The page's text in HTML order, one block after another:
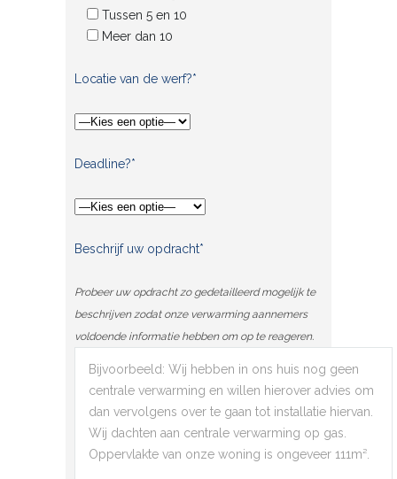
Tussen 5 en 10
Meer dan 10
Locatie van de werf?*
Deadline?*
Beschrijf uw opdracht*
Probeer uw opdracht zo gedetailleerd mogelijk te
beschrijven zodat onze verwarming aannemers
voldoende informatie hebben om op te reageren.